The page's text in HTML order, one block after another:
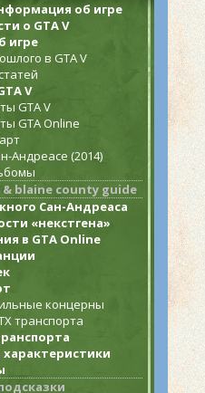
об игре
о GTA V
игре
в GTA V
V
GTA V
GTA Online
Андреасе (2014)
blaine county guide
Сан-Андреаса
«некстгена»
в GTA Online
концерны
транспорта